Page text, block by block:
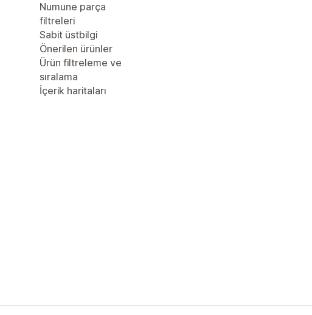
Numune parça
filtreleri
Sabit üstbilgi
Önerilen ürünler
Ürün filtreleme ve
sıralama
İçerik haritaları